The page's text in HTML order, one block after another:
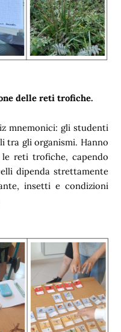
delle reti trofiche.
mnemonici: gli studenti
tra gli organismi. Hanno
reti trofiche, capendo
dipenda strettamente
insetti e condizioni